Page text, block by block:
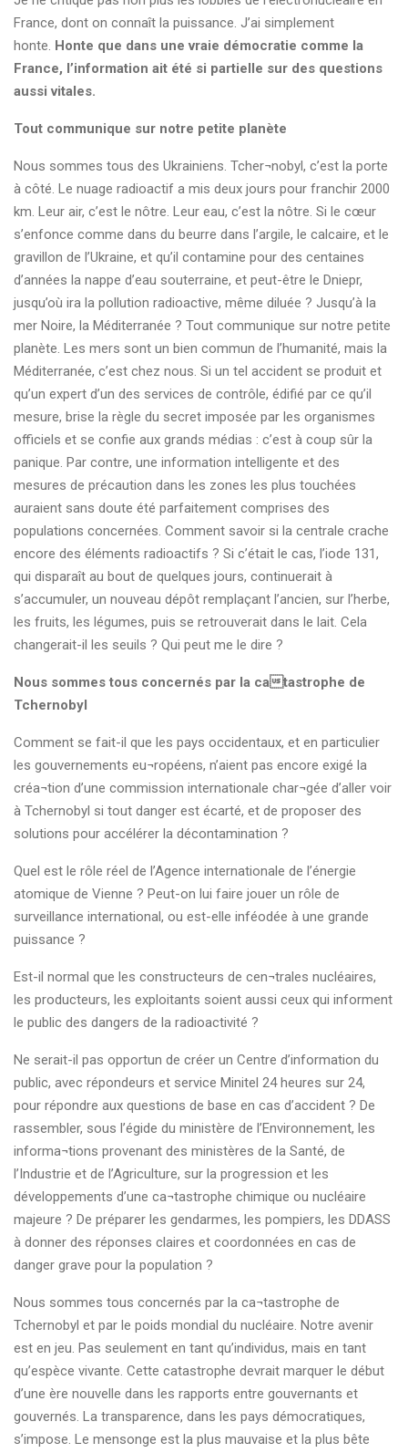
France, dont on connaît la puissance. J’ai simplement
honte. Honte que dans une vraie démocratie comme la
France, l’information ait été si partielle sur des questions
aussi vitales.
Tout communique sur notre petite planète
Nous sommes tous des Ukrainiens. Tcher¬nobyl, c’est la porte
à côté. Le nuage radioactif a mis deux jours pour franchir 2000
km. Leur air, c’est le nôtre. Leur eau, c’est la nôtre. Si le cœur
s’enfonce comme dans du beurre dans l’argile, le calcaire, et le
gravillon de l’Ukraine, et qu’il contamine pour des centaines
d’années la nappe d’eau souterraine, et peut-être le Dniepr,
jusqu’où ira la pollution radioactive, même diluée ? Jusqu’à la
mer Noire, la Méditerranée ? Tout communique sur notre petite
planète. Les mers sont un bien commun de l’humanité, mais la
Méditerranée, c’est chez nous. Si un tel accident se produit et
qu’un expert d’un des services de contrôle, édifié par ce qu’il
mesure, brise la règle du secret imposée par les organismes
officiels et se confie aux grands médias : c’est à coup sûr la
panique. Par contre, une information intelligente et des
mesures de précaution dans les zones les plus touchées
auraient sans doute été parfaitement comprises des
populations concernées. Comment savoir si la centrale crache
encore des éléments radioactifs ? Si c’était le cas, l’iode 131,
qui disparaît au bout de quelques jours, continuerait à
s’accumuler, un nouveau dépôt remplaçant l’ancien, sur l’herbe,
les fruits, les légumes, puis se retrouverait dans le lait. Cela
changerait-il les seuils ? Qui peut me le dire ?
Nous sommes tous concernés par la catastrophe de
Tchernobyl
Comment se fait-il que les pays occidentaux, et en particulier
les gouvernements eu¬ropéens, n’aient pas encore exigé la
créa¬tion d’une commission internationale char¬gée d’aller voir
à Tchernobyl si tout danger est écarté, et de proposer des
solutions pour accélérer la décontamination ?
Quel est le rôle réel de l’Agence internationale de l’énergie
atomique de Vienne ? Peut-on lui faire jouer un rôle de
surveillance international, ou est-elle inféodée à une grande
puissance ?
Est-il normal que les constructeurs de cen¬trales nucléaires,
les producteurs, les exploitants soient aussi ceux qui informent
le public des dangers de la radioactivité ?
Ne serait-il pas opportun de créer un Centre d’information du
public, avec répondeurs et service Minitel 24 heures sur 24,
pour répondre aux questions de base en cas d’accident ? De
rassembler, sous l’égide du ministère de l’Environnement, les
informa¬tions provenant des ministères de la Santé, de
l’Industrie et de l’Agriculture, sur la progression et les
développements d’une ca¬tastrophe chimique ou nucléaire
majeure ? De préparer les gendarmes, les pompiers, les DDASS
à donner des réponses claires et coordonnées en cas de
danger grave pour la population ?
Nous sommes tous concernés par la ca¬tastrophe de
Tchernobyl et par le poids mondial du nucléaire. Notre avenir
est en jeu. Pas seulement en tant qu’individus, mais en tant
qu’espèce vivante. Cette catastrophe devrait marquer le début
d’une ère nouvelle dans les rapports entre gouvernants et
gouvernés. La transparence, dans les pays démocratiques,
s’impose. Le mensonge est la plus mauvaise et la plus bête